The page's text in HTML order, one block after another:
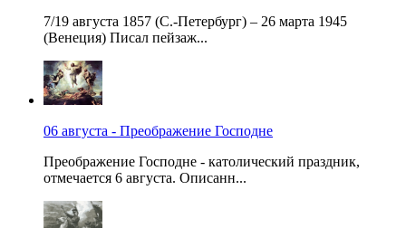
7/19 августа 1857 (С.-Петербург) – 26 марта 1945
(Венеция) Писал пейзаж...
06 августа - Преображение Господне
Преображение Господне - католический праздник,
отмечается 6 августа. Описанн...